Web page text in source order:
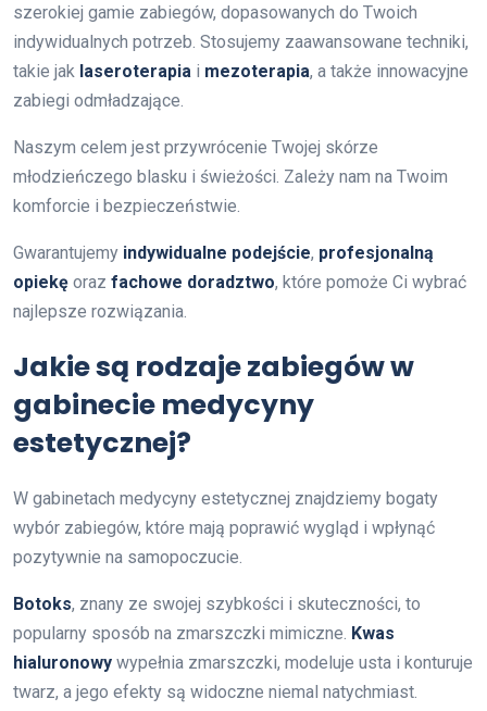
szerokiej gamie zabiegów, dopasowanych do Twoich
indywidualnych potrzeb. Stosujemy zaawansowane techniki,
takie jak laseroterapia i mezoterapia, a także innowacyjne
zabiegi odmładzające.
Naszym celem jest przywrócenie Twojej skórze
młodzieńczego blasku i świeżości. Zależy nam na Twoim
komforcie i bezpieczeństwie.
Gwarantujemy indywidualne podejście, profesjonalną
opiekę oraz fachowe doradztwo, które pomoże Ci wybrać
najlepsze rozwiązania.
Jakie są rodzaje zabiegów w
gabinecie medycyny
estetycznej?
W gabinetach medycyny estetycznej znajdziemy bogaty
wybór zabiegów, które mają poprawić wygląd i wpłynąć
pozytywnie na samopoczucie.
Botoks, znany ze swojej szybkości i skuteczności, to
popularny sposób na zmarszczki mimiczne. Kwas
hialuronowy wypełnia zmarszczki, modeluje usta i konturuje
twarz, a jego efekty są widoczne niemal natychmiast.